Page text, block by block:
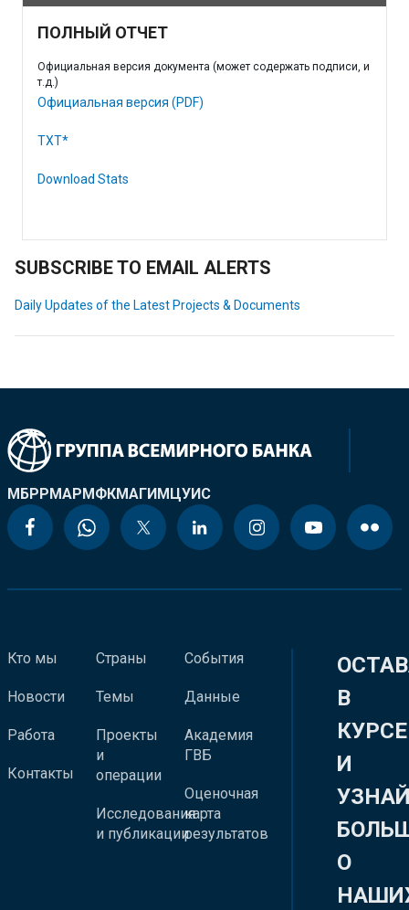
ПОЛНЫЙ ОТЧЕТ
Официальная версия документа (может содержать подписи, и
т.д.)
Официальная версия (PDF)
TXT*
Download Stats
SUBSCRIBE TO EMAIL ALERTS
Daily Updates of the Latest Projects & Documents
МБРРМАРМФКМАГИМЦУИС
Кто мы
Новости
Работа
Контакты
Страны
Темы
Проекты
и
операции
Исследования
и публикации
События
Данные
Академия
ГВБ
Оценочная
карта
результатов
В
КУРСЕ
И
О